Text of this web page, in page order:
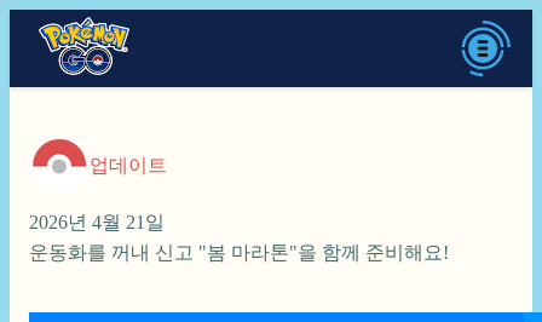
업데이트
2026년 4월 21일
운동화를 꺼내 신고 "봄 마라톤"을 함께 준비해요!